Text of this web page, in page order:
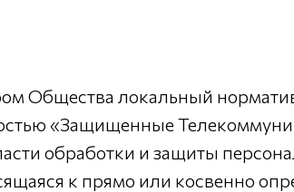
Общества локальный
«Защищенные
обработки и защиты
к прямо или косвенно